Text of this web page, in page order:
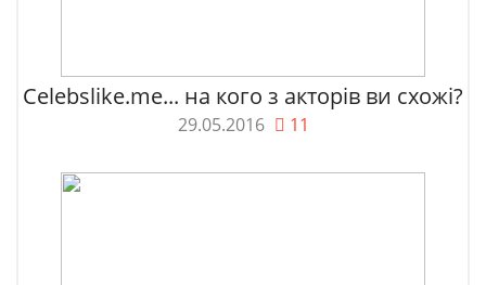
Celebslike.me... на кого з акторів ви схожі?
29.05.2016 11